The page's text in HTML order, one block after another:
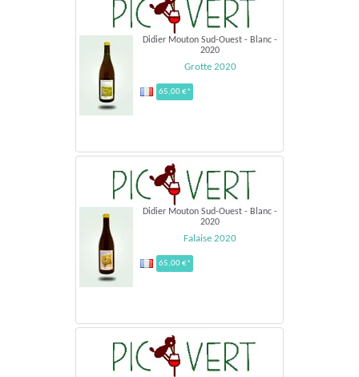
Didier Mouton Sud-Ouest - Blanc -
2020
Grotte 2020
65,00 €*
Didier Mouton Sud-Ouest - Blanc -
2020
Falaise 2020
65,00 €*